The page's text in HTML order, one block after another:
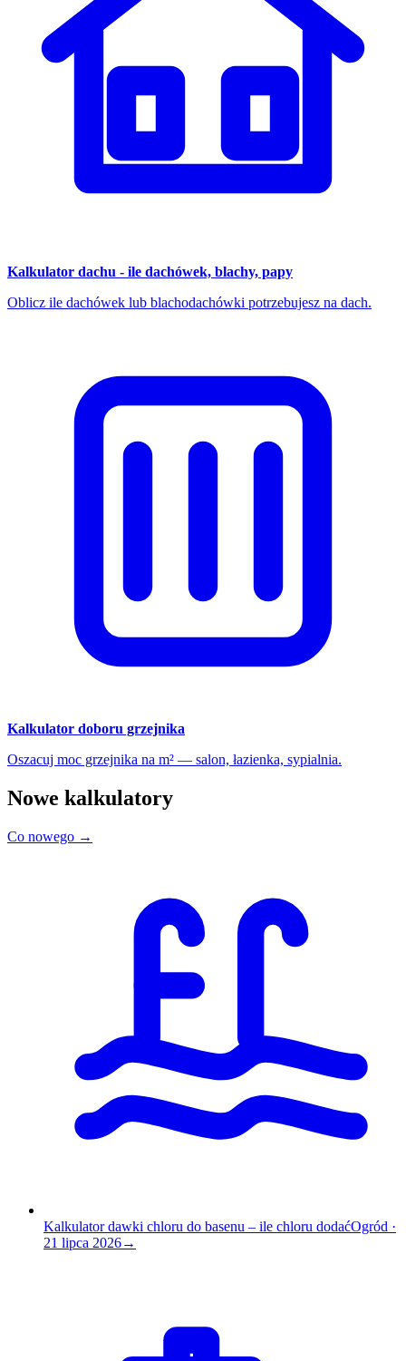
Kalkulator dachu - ile dachówek, blachy, papy
Oblicz ile dachówek lub blachodachówki potrzebujesz na dach.
Kalkulator doboru grzejnika
Oszacuj moc grzejnika na m² — salon, łazienka, sypialnia.
Nowe kalkulatory
Co nowego →
Kalkulator dawki chloru do basenu – ile chloru dodaćOgród ·
21 lipca 2026→